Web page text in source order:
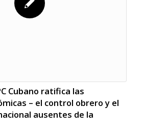
Cubano ratifica las
– el control obrero y el
ausentes de la